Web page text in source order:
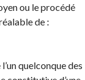
ou le procédé
de :
quelconque des